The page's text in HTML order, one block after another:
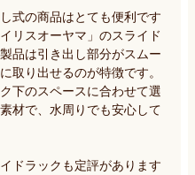
式の商品はとても便利です
リスオーヤマ」のスライド
品は引き出し部分がスムー
取り出せるのが特徴です。
下のスペースに合わせて選
材で、水周りでも安心して
ドラックも定評があります